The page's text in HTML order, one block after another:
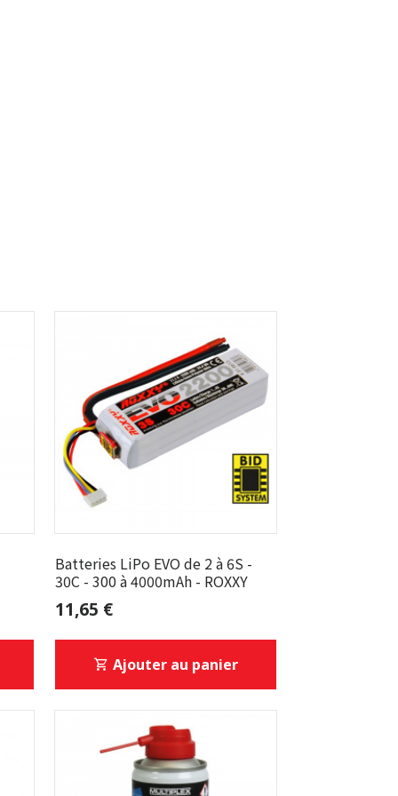
Batteries LiPo EVO de 2 à 6S -
30C - 300 à 4000mAh - ROXXY
11,65 €
Ajouter au panier